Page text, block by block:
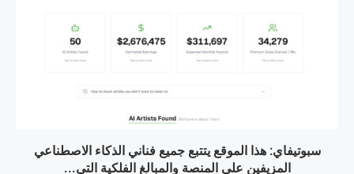
سبوتيفاي: هذا الموقع يتتبع جميع فناني الذكاء الاصطناعي
المزيفين على المنصة والمبالغ الفلكية التي...